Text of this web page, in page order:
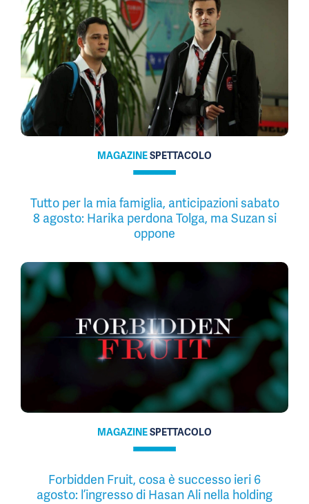
MAGAZINESPETTACOLO
Tutto per la mia famiglia, anticipazioni sabato
8 agosto: Harika perdona Tolga, ma Suzan si
oppone
MAGAZINESPETTACOLO
Forbidden Fruit, cosa è successo ieri 6
agosto: l’ingresso di Hasan Ali nella holding